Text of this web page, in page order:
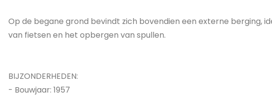
Op de begane grond bevindt zich bovendien een externe berging,
van fietsen en het opbergen van spullen.
BIJZONDERHEDEN:
- Bouwjaar: 1957